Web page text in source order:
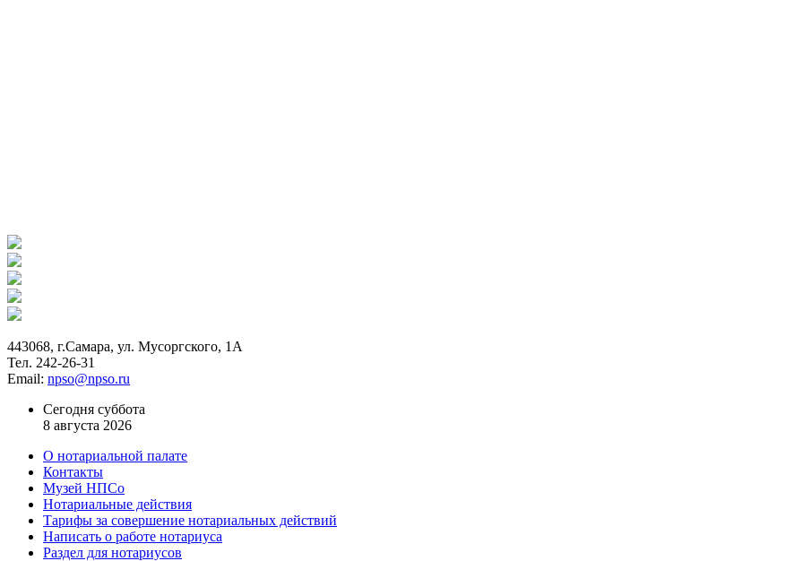
443068, г.Самара, ул. Мусоргского, 1А
Тел. 242-26-31
Email: npso@npso.ru
Сегодня суббота
8 августа 2026
О нотариальной палате
Контакты
Музей НПСо
Нотариальные действия
Тарифы за совершение нотариальных действий
Написать о работе нотариуса
Раздел для нотариусов